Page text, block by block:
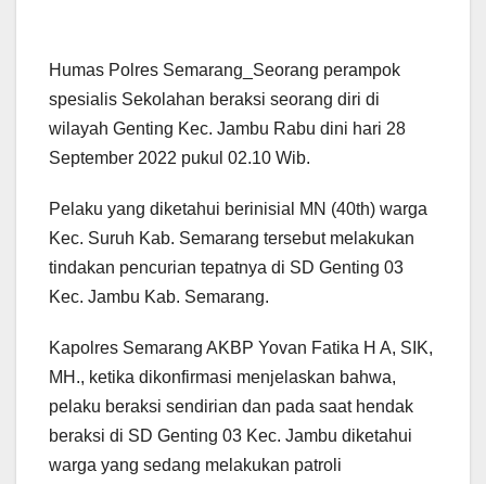
Humas Polres Semarang_Seorang perampok
spesialis Sekolahan beraksi seorang diri di
wilayah Genting Kec. Jambu Rabu dini hari 28
September 2022 pukul 02.10 Wib.
Pelaku yang diketahui berinisial MN (40th) warga
Kec. Suruh Kab. Semarang tersebut melakukan
tindakan pencurian tepatnya di SD Genting 03
Kec. Jambu Kab. Semarang.
Kapolres Semarang AKBP Yovan Fatika H A, SIK,
MH., ketika dikonfirmasi menjelaskan bahwa,
pelaku beraksi sendirian dan pada saat hendak
beraksi di SD Genting 03 Kec. Jambu diketahui
warga yang sedang melakukan patroli